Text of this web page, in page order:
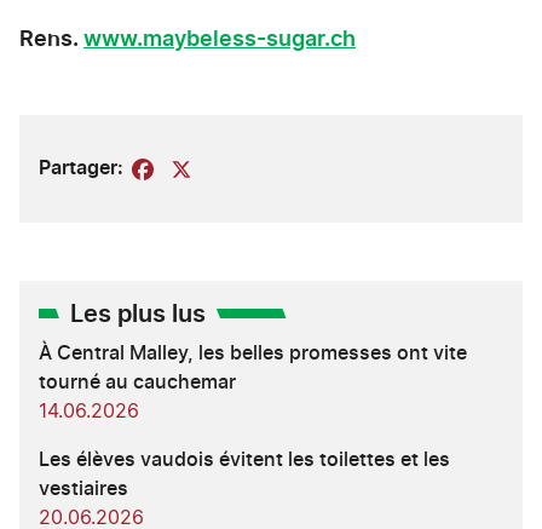
Rens. www.maybeless-sugar.ch
Partager: Facebook
Les plus lus
À Central Malley, les belles promesses ont vite
tourné au cauchemar
14.06.2026
Les élèves vaudois évitent les toilettes et les
vestiaires
20.06.2026